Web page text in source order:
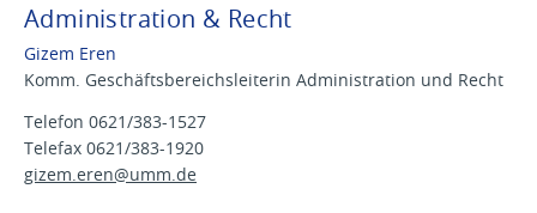
Administration & Recht
Gizem Eren
Komm. Geschäftsbereichsleiterin Administration und Recht
Telefon 0621/383-1527
Telefax 0621/383-1920
gizem.eren@umm.de